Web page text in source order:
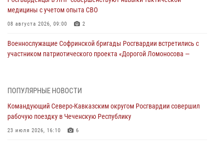
медицины с учетом опыта СВО
08 августа 2026, 09:00 2
Военнослужащие Софринской бригады Росгвардии встретились с
участником патриотического проекта «Дорогой Ломоносова —
Кузбассе
08 августа 2026, 07:00
ПОПУЛЯРНЫЕ НОВОСТИ
Командующий Северо-Кавказским округом Росгвардии совершил
рабочую поездку в Чеченскую Республику
23 июля 2026, 16:10 6